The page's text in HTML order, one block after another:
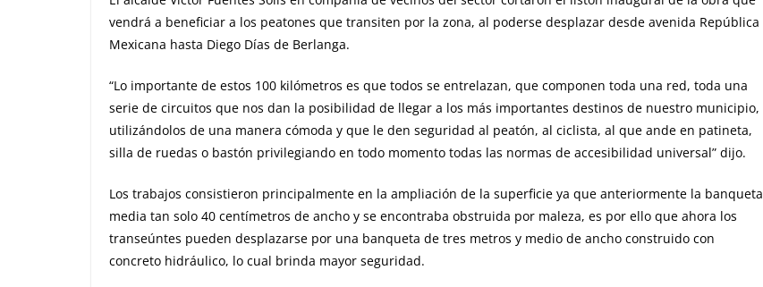
vendrá a beneficiar a los peatones que transiten por la zona, al poderse desplazar desde avenida República
Mexicana hasta Diego Días de Berlanga.
“Lo importante de estos 100 kilómetros es que todos se entrelazan, que componen toda una red, toda una
serie de circuitos que nos dan la posibilidad de llegar a los más importantes destinos de nuestro municipio,
utilizándolos de una manera cómoda y que le den seguridad al peatón, al ciclista, al que ande en patineta,
silla de ruedas o bastón privilegiando en todo momento todas las normas de accesibilidad universal” dijo.
Los trabajos consistieron principalmente en la ampliación de la superficie ya que anteriormente la banqueta
media tan solo 40 centímetros de ancho y se encontraba obstruida por maleza, es por ello que ahora los
transeúntes pueden desplazarse por una banqueta de tres metros y medio de ancho construido con
concreto hidráulico, lo cual brinda mayor seguridad.